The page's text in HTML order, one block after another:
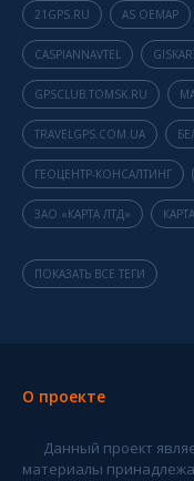
21GPS.RU AS OEMAP
CASPIANNAVTEL
GPSCLUB.TOMSK.RU
TRAVELGPS.COM.UA
ГЕОЦЕНТР-КОНСАЛТИНГ
ЗАО «КАРТА ЛТД»
ПОКАЗАТЬ ВСЕ ТЕГИ
О проекте
Данный проект
материалы